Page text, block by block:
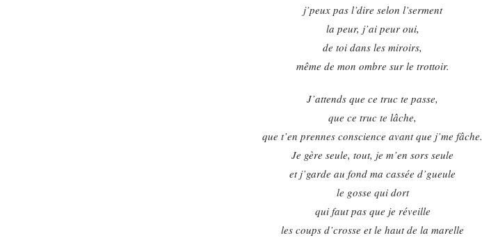
j’peux pas l’dire selon l’serment
la peur, j’ai peur oui,
de toi dans les miroirs,
même de mon ombre sur le trottoir.
J’attends que ce truc te passe,
que ce truc te lâche,
que t’en prennes conscience avant que j’me fâche.
Je gère seule, tout, je m’en sors seule
et j’garde au fond ma cassée d’gueule
le gosse qui dort
qui faut pas que je réveille
les coups d’crosse et le haut de la marelle